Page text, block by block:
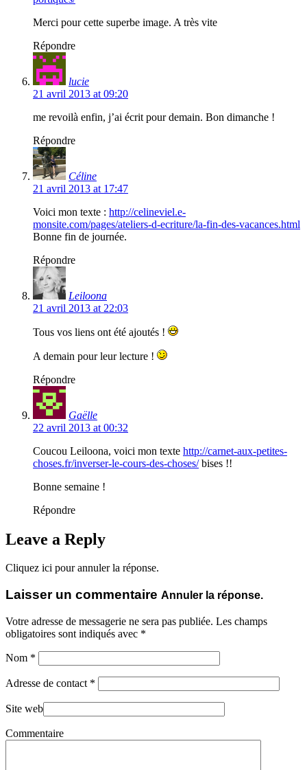
Merci pour cette superbe image. A très vite
Répondre
lucie
21 avril 2013 at 09:20
me revoilà enfin, j’ai écrit pour demain. Bon dimanche !
Répondre
Céline
21 avril 2013 at 17:47
Voici mon texte : http://celineviel.e-
monsite.com/pages/ateliers-d-ecriture/la-fin-des-vacances.html
Bonne fin de journée.
Répondre
Leiloona
21 avril 2013 at 22:03
Tous vos liens ont été ajoutés !
A demain pour leur lecture !
Répondre
Gaëlle
22 avril 2013 at 00:32
Coucou Leiloona, voici mon texte http://carnet-aux-petites-
choses.fr/inverser-le-cours-des-choses/bises !!
Bonne semaine !
Répondre
Leave a Reply
Cliquez ici pour annuler la réponse.
Laisser un commentaire Annuler la réponse.
Votre adresse de messagerie ne sera pas publiée. Les champs
obligatoires sont indiqués avec *
Nom *
Adresse de contact *
Site web
Commentaire